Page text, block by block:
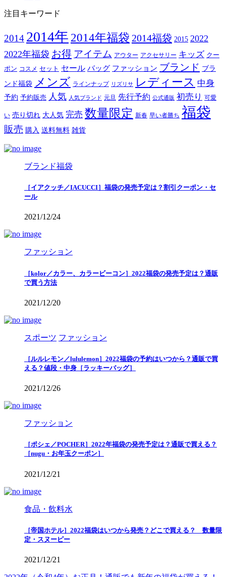
注目キーワード
2014 2014年 2014年福袋 2014福袋 2015 2022
2022年福袋 お得 アイテム アウター アクセサリー キッズ クー
ポン コスメ セット セール バッグ ファッション ブランド ブラ
ンド福袋 メンズ ラインナップ リズリサ レディース 中身
予約 予約販売 人気 人気ブランド 元旦 先行予約 公式通販 初売り 可愛
い 売り切れ 大人気 完売 数量限定 新春 早い者勝ち 福袋
販売 購入 送料無料 雑貨
ブランド福袋
［イアクッチ／IACUCCI］福袋の発売予定は？割引クーポン・セ
ール
2021/12/24
ファッション
［kolor／カラー、カラービーコン］2022福袋の発売予定は？通販
で買う方法
2021/12/20
スポーツ ファッション
［ルルレモン／lululemon］2022福袋の予約はいつから？通販で買
える？値段・中身［ラッキーバッグ］
2021/12/26
ファッション
［ポシェ／POCHER］2022年福袋の発売予定は？通販で買える？
［nugu・お年玉クーポン］
2021/12/21
食品・飲料水
［帝国ホテル］2022福袋はいつから発売？どこで買える？ 数量限
定・スヌーピー
2021/12/21